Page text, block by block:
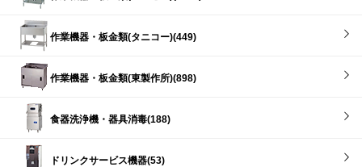
作業機器・板金類(タニコー)(449)
作業機器・板金類(東製作所)(898)
食器洗浄機・器具消毒(188)
ドリンクサービス機器(53)